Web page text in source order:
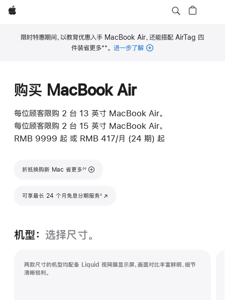
Apple
限时特惠期间，以教育优惠入手 MacBook Air，还能搭配 AirTag 四
件装省更多**。进一步了解
购买 MacBook Air
每位顾客限购 2 台 13 英寸 MacBook Air。
每位顾客限购 2 台 15 英寸 MacBook Air。
RMB 9999 起 或 RMB 417/月 (24 期) 起
折抵换购新 Mac 省更多
脚注
◊◊
可享最长 24 个月免息分期服务
(在新窗口中打开) ◊
机型： 选择尺寸。
两款尺寸的机型均配备 Liquid 视网膜显示屏，画面对比丰富鲜明、细节
清晰锐利。